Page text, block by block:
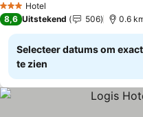
3 SterrenHotel
8,6 Uitstekend 506 0.6
Selecteer datums om
te zien